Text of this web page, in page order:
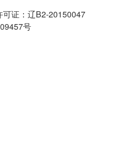
证：辽B2-20150047
号